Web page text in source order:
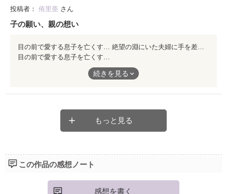
投稿者： 侑里亜 さん
子の願い、親の想い
目の前で愛する息子を亡くす… 絶望の淵にいた夫婦に手を差し伸べたのは――宗久。 月が照らす椿の木は、何を伝えたかったのか。 幼い心は何を想い、何を願っていたのだろう。 しっかりと結ばれた絆。 だからこそ悲しみが巻き起こす負の連鎖を、優しく差し伸べた手で断ち切る宗久。 純粋で儚げで、一生懸命な子供達の願いに、優しい光が降り注ぎますように…
目の前で愛する息子を亡くす…
絶望の淵にいた夫婦に手を差し伸べたのは――宗久。
幼い心は何を想い、何を願っていたのだろう。
で断ち切る宗久。
続きを見る
もっと見る
この作品の感想ノート
感想を書く